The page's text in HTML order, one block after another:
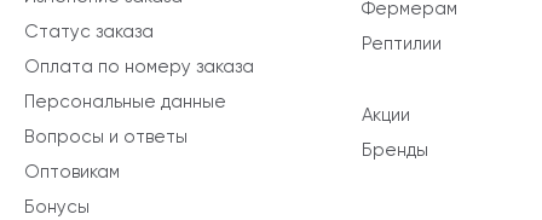
Фермерам
Рептилии
Акции
Бренды
Статус заказа
Оплата по номеру заказа
Персональные данные
Вопросы и ответы
Оптовикам
Бонусы